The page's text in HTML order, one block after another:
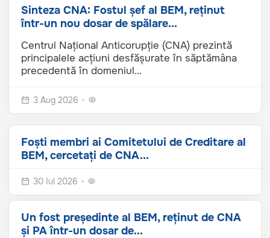
Sinteza CNA: Fostul șef al BEM, reținut
într-un nou dosar de spălare...
Centrul Național Anticorupție (CNA) prezintă
principalele acțiuni desfășurate în săptămâna
precedentă în domeniul...
3 Aug 2026
Foști membri ai Comitetului de Creditare al
BEM, cercetați de CNA...
30 Iul 2026
Un fost președinte al BEM, reținut de CNA
și PA într-un dosar de...